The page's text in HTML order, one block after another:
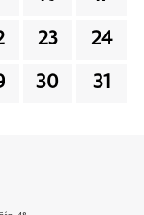
23 24
30 31